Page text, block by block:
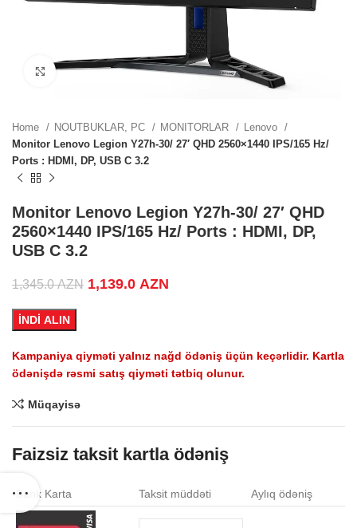
Click to enlarge
Home NOUTBUKLAR, PC MONITORLAR
Lenovo
Monitor Lenovo Legion Y27h-30/ 27′ QHD 2560×1440 IPS/165 Hz/
Ports : HDMI, DP, USB C 3.2
Monitor Lenovo Legion Y27h-30/ 27′ QHD
2560×1440 IPS/165 Hz/ Ports : HDMI, DP,
USB C 3.2
1,345.0AZN Original price was: 1,345.0 AZN.
1,139.0 AZN
İNDİ ALIN
Kampaniya qiyməti yalnız nağd ödəniş üçün keçərlidir. Kartla
ödənişdə rəsmi satış qiyməti tətbiq olunur.
Müqayisə
Faizsiz taksit kartla ödəniş
Bank Karta Taksit müddəti Aylıq ödəniş
AZN.